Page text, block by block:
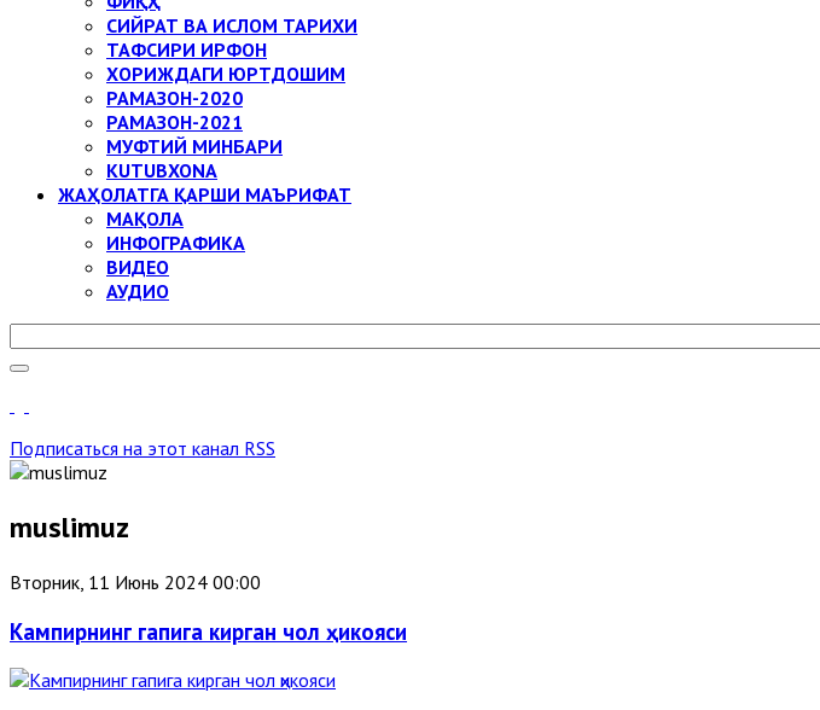
СИЙРАТ ВА ИСЛОМ ТАРИХИ
ТАФСИРИ ИРФОН
ХОРИЖДАГИ ЮРТДОШИМ
РАМАЗОН-2020
РАМАЗОН-2021
МУФТИЙ МИНБАРИ
KUTUBXONA
ЖАҲОЛАТГА ҚАРШИ МАЪРИФАТ
МАҚОЛА
ИНФОГРАФИКА
ВИДЕО
АУДИО
Подписаться на этот канал RSS
muslimuz
Вторник, 11 Июнь 2024 00:00
Кампирнинг гапига кирган чол ҳикояси